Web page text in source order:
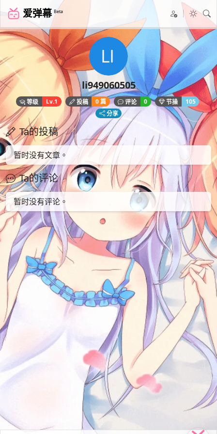
爱弹幕 Beta
li949060505
等级 Lv.1 投稿 0 篇 评论 0 节操
105
分享
Ta的投稿
暂时没有文章。
Ta的评论
暂时没有评论。